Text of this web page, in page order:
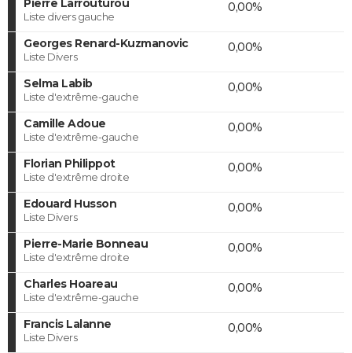
Pierre Larrouturou
Liste divers gauche
0,00%
Georges Renard-Kuzmanovic
Liste Divers
0,00%
Selma Labib
Liste d'extrême-gauche
0,00%
Camille Adoue
Liste d'extrême-gauche
0,00%
Florian Philippot
Liste d'extrême droite
0,00%
Edouard Husson
Liste Divers
0,00%
Pierre-Marie Bonneau
Liste d'extrême droite
0,00%
Charles Hoareau
Liste d'extrême-gauche
0,00%
Francis Lalanne
Liste Divers
0,00%